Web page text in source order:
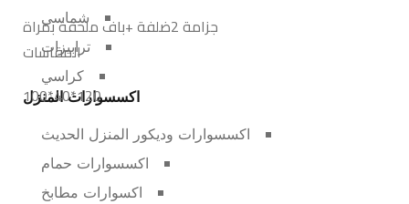
شماسي
ترابيزات
كراسي
اكسسوارات المنزل
اكسسوارات وديكور المنزل الحديث
اكسسوارات حمام
اكسوارات مطابخ
جزامة 2ضلفة +باف ملحقة بمراة
المقاسات
120*40*100